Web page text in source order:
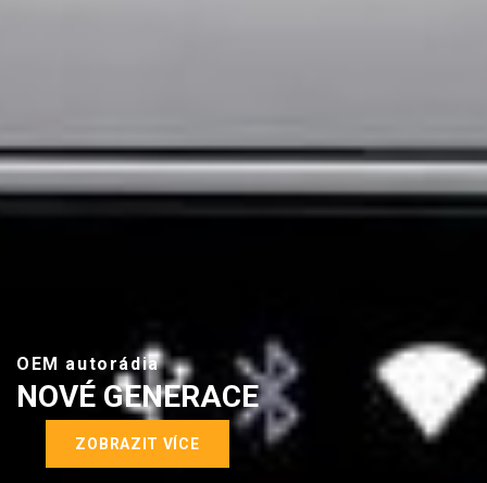
OEM autorádia
NOVÉ GENERACE
ZOBRAZIT VÍCE